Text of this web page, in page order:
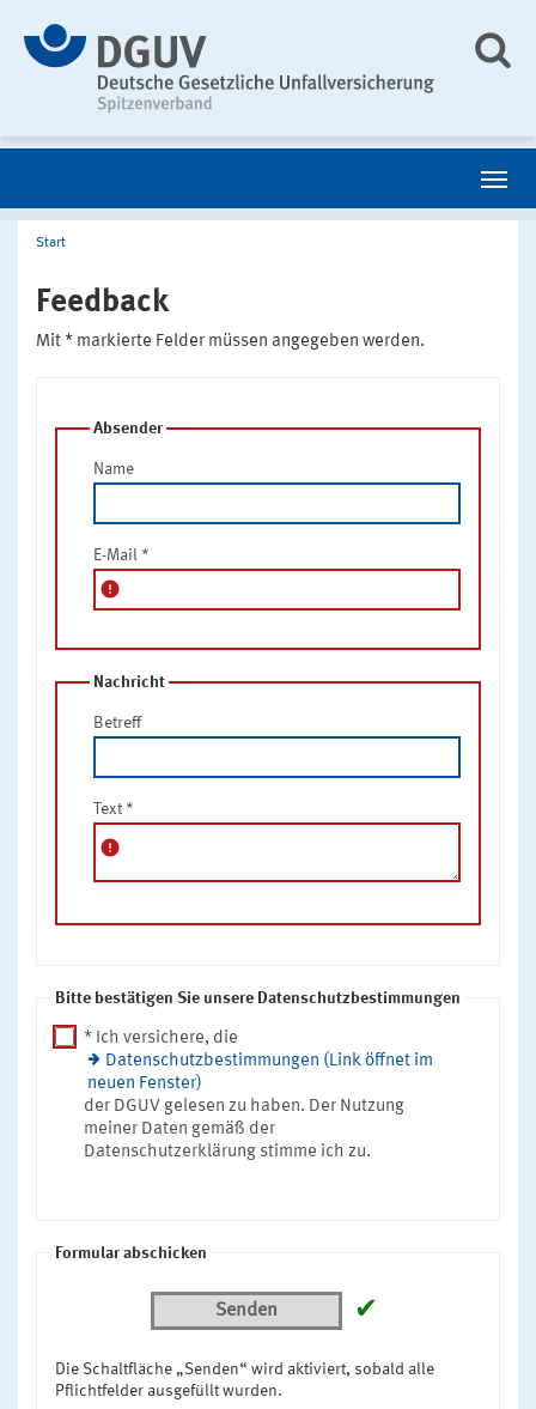
Start
Feedback
Mit * markierte Felder müssen angegeben werden.
Absender
Name
E-Mail *
error
Nachricht
Betreff
Text *
error
Bitte bestätigen Sie unsere Datenschutzbestimmungen
* Ich versichere, die
Datenschutzbestimmungen (Link öffnet im
neuen Fenster)
der DGUV gelesen zu haben. Der Nutzung
meiner Daten gemäß der
Datenschutzerklärung stimme ich zu.
Formular abschicken
Senden ✔
Die Schaltfläche „Senden“ wird aktiviert, sobald alle
Pflichtfelder ausgefüllt wurden.